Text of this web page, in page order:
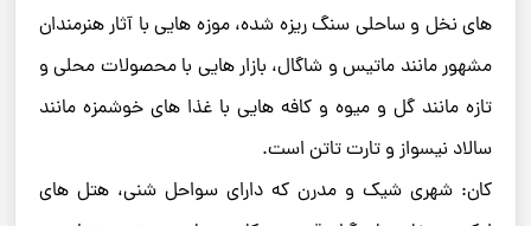
های نخل و ساحلی سنگ ریزه شده، موزه هایی با آثار هنرمندان
مشهور مانند ماتیس و شاگال، بازار هایی با محصولات محلی و
تازه مانند گل و میوه و کافه هایی با غذا های خوشمزه مانند
سالاد نیسواز و تارت تاتن است.
کان: شهری شیک و مدرن که دارای سواحل شنی، هتل های